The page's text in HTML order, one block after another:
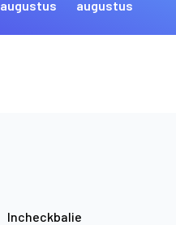
augustus
augustus
Incheckbalie